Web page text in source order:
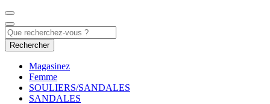
Rechercher
Magasinez
Femme
SOULIERS/SANDALES
SANDALES